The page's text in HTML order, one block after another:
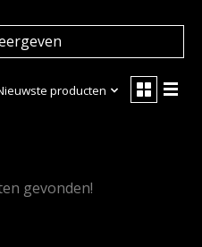
producten
gevonden!